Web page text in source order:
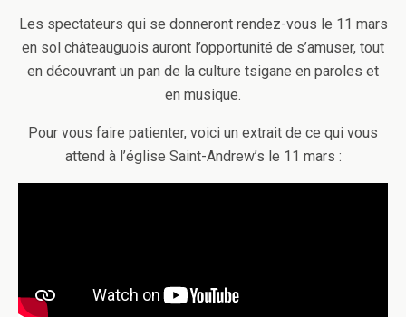
Les spectateurs qui se donneront rendez-vous le 11 mars
en sol châteauguois auront l’opportunité de s’amuser, tout
en découvrant un pan de la culture tsigane en paroles et
en musique.
Pour vous faire patienter, voici un extrait de ce qui vous
attend à l’église Saint-Andrew’s le 11 mars :